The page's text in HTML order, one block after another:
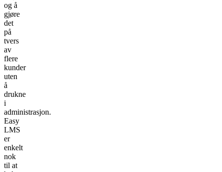
og å
gjøre
det
på
tvers
av
flere
kunder
uten
å
drukne
i
administrasjon.
Easy
LMS
er
enkelt
nok
til at